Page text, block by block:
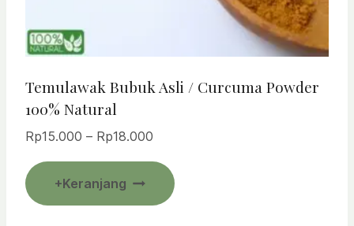
Temulawak Bubuk Asli / Curcuma Powder
100% Natural
Rp15.000 – Rp18.000
Rp15.000
hingga
+Keranjang